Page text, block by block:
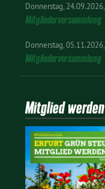
Donnerstag 24.09.2026
Mitgliederversammlung
Donnerstag 05.11.2026
Mitgliederversammlung
Mitglied werden